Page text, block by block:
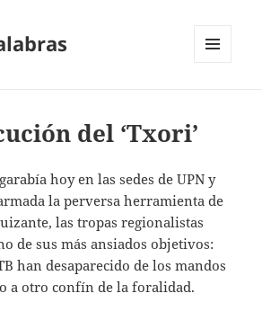
del ‘Txori’
hoy en las sedes de UPN y
la perversa herramienta de
las tropas regionalistas
de sus más ansiados objetivos:
han desaparecido de los mandos
a otro confín de la foralidad.